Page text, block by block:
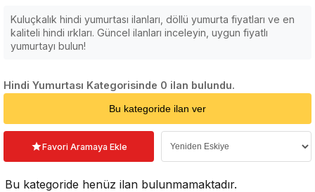
Kuluçkalık hindi yumurtası ilanları, döllü yumurta fiyatları ve en
kaliteli hindi ırkları. Güncel ilanları inceleyin, uygun fiyatlı
yumurtayı bulun!
Hindi Yumurtası Kategorisinde 0 ilan bulundu.
Bu kategoride ilan ver
Favori Aramaya Ekle
Bu kategoride henüz ilan bulunmamaktadır.